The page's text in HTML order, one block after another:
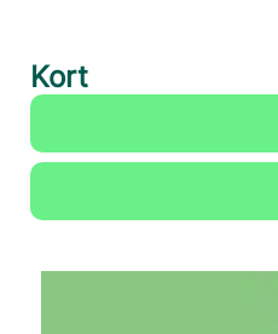
Kort